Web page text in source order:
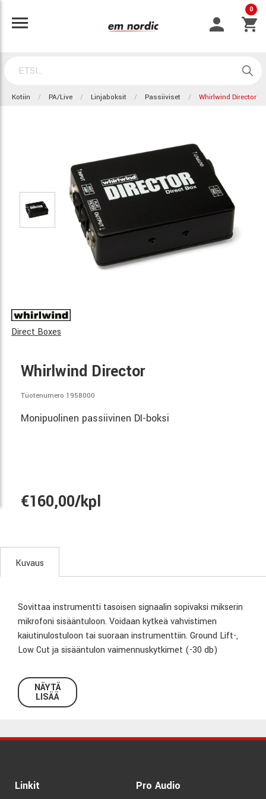
0
Kotiin PA/Live Linjaboksit Passiiviset Whirlwind Director
Direct Boxes
Whirlwind Director
Tuotenumero 1958000
Monipuolinen passiivinen DI-boksi
€160,00/kpl
Kuvaus
Sovittaa instrumentti tasoisen signaalin sopivaksi mikserin
mikrofoni sisääntuloon. Voidaan kytkeä vahvistimen
kaiutinulostuloon tai suoraan instrumenttiin. Ground Lift-,
Low Cut ja sisääntulon vaimennuskytkimet (-30 db)
NÄYTÄ
LISÄÄ
Linkit Pro Audio